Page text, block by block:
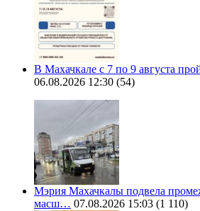
В Махачкале с 7 по 9 августа
06.08.2026 12:30 (54)
Мэрия Махачкалы подвела
масш… 07.08.2026 15:03 (1 110)